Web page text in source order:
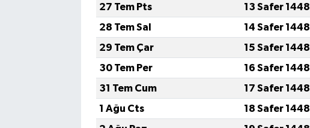
27 Tem Pts
13 Safer 1448
28 Tem Sal
14 Safer 1448
29 Tem Çar
15 Safer 1448
30 Tem Per
16 Safer 1448
31 Tem Cum
17 Safer 1448
1 Ağu Cts
18 Safer 1448